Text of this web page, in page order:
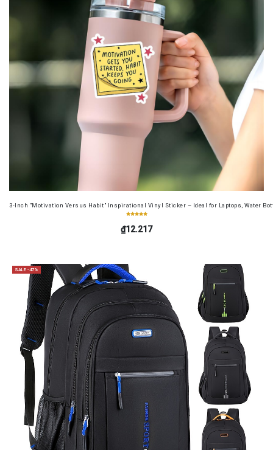
3-Inch "Motivation Versus Habit" Inspirational Vinyl Sticker – Ideal for Laptops, Water
₫12.217
SALE -47%